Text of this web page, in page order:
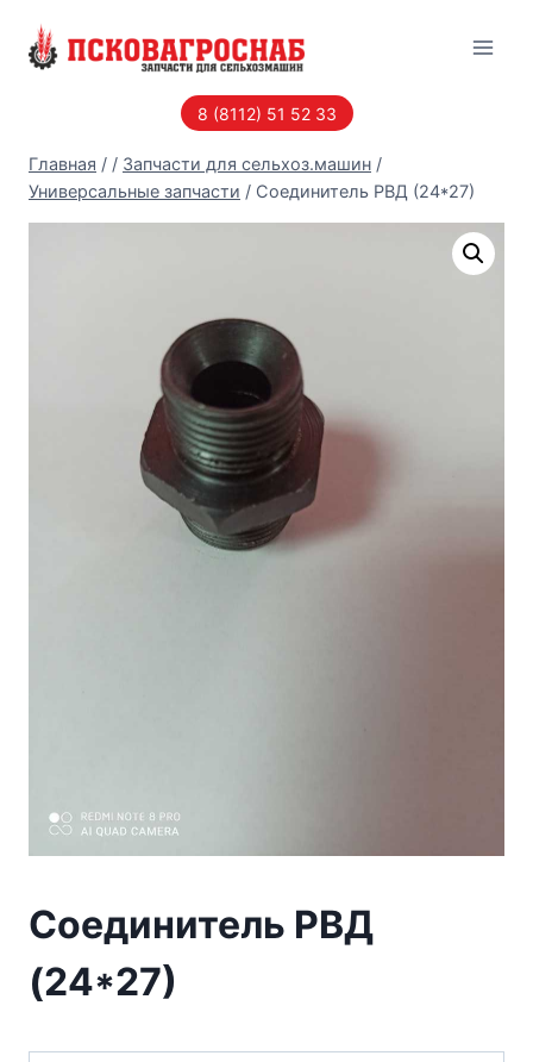
8 (8112) 51 52 33
Главная / / Запчасти для сельхоз.машин /
Универсальные запчасти / Соединитель РВД (24*27)
Соединитель РВД
(24*27)